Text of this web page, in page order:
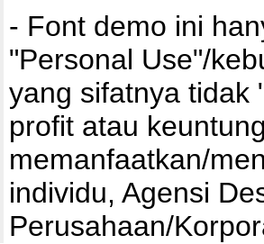
- Font demo ini
"Personal Use"/
yang sifatnya tidak
profit atau
memanfaatkan/
individu, Agensi
Perusahaan/